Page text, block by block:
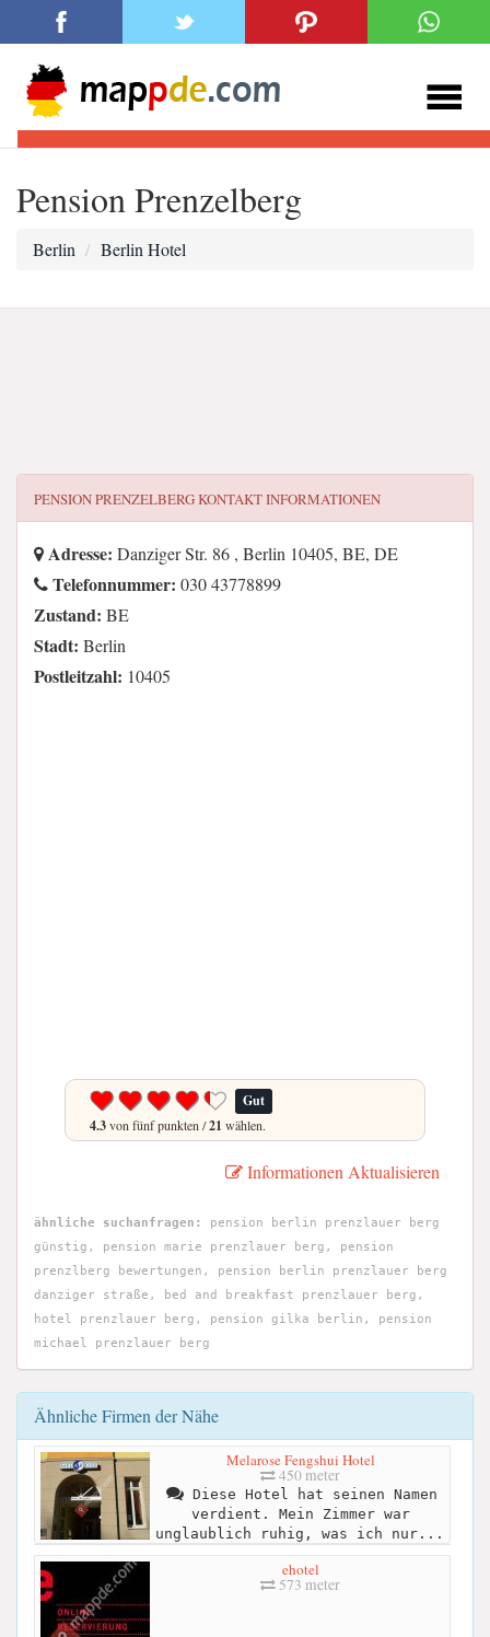
Pension Prenzelberg
Berlin Berlin Hotel
PENSION PRENZELBERGKONTAKT INFORMATIONEN
Adresse: Danziger Str. 86 , Berlin 10405, BE, DE
Telefonnummer: 030 43778899
Zustand: BE
Stadt: Berlin
Postleitzahl: 10405
Gut
4.3von fünf punkten /21 wählen.
Informationen Aktualisieren
ähnliche suchanfragen:
pension berlin prenzlauer berg
günstig, pension marie prenzlauer berg, pension
prenzlberg bewertungen, pension berlin prenzlauer berg
danziger straße, bed and breakfast prenzlauer berg,
hotel prenzlauer berg, pension gilka berlin, pension
michael prenzlauer berg
Ähnliche Firmen der Nähe
Melarose Fengshui Hotel
450 meter
Diese Hotel hat seinen Namen
verdient. Mein Zimmer war
unglaublich ruhig, was ich nur...
ehotel
573 meter